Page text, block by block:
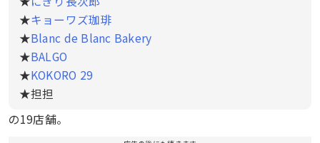
★キョーワズ珈琲
★Blanc de Blanc Bakery
★BALGO
★KOKORO 29
★担担
の19店舗。